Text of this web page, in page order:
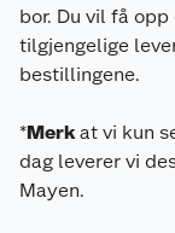
bor. Du vil få
tilgjengelige
bestillingene.
*Merkat vi kun
dag leverer vi
Mayen.